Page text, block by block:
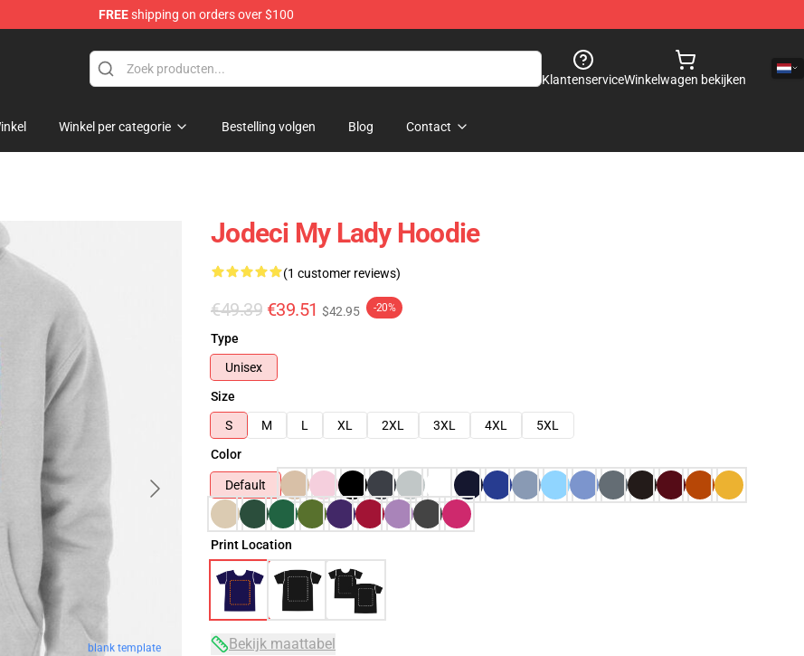
FREEshipping on orders over $100
KlantenserviceWinkelwagen bekijken
Winkel per categorie Bestelling volgen Blog Contact
blank template
Jodeci My Lady Hoodie
(1 customer reviews)
€49.39 €39.51 $42.95 -20%
Type
Unisex
Size
S
M L XL 2XL 3XL 4XL
5XL
Color
Default
Print Location
Bekijk maattabel